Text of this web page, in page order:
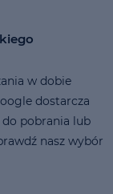
w dobie
dostarcza
do pobrania lub
nasz wybór